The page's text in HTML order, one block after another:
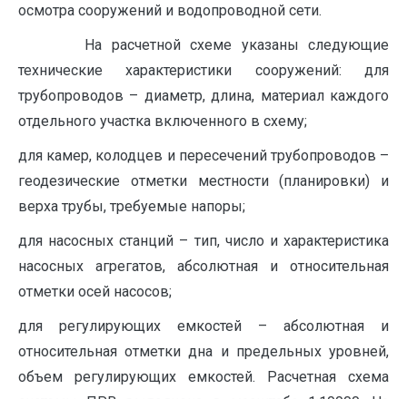
осмотра сооружений и водопроводной сети.
На расчетной схеме указаны следующие
технические характеристики сооружений: для
трубопроводов – диаметр, длина, материал каждого
отдельного участка включенного в схему;
для камер, колодцев и пересечений трубопроводов –
геодезические отметки местности (планировки) и
верха трубы, требуемые напоры;
для насосных станций – тип, число и характеристика
насосных агрегатов, абсолютная и относительная
отметки осей насосов;
для регулирующих емкостей – абсолютная и
относительная отметки дна и предельных уровней,
объем регулирующих емкостей. Расчетная схема